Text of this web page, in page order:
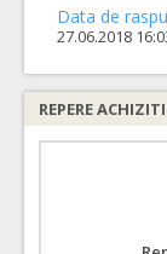
Data de
27.06.2018
REPERE